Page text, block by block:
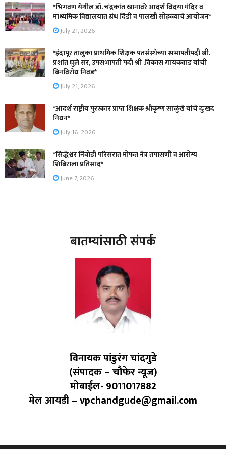
*भिगवण येथील डॉ. चंद्रकांत खानावरे आदर्श विदया मंदिर व
माध्यमिक विद्यालयात ग्रंथ दिंडी व पालखी सोहळ्याचे आयोजन*
July 21, 2026
*इंदापूर तालुका प्राथमिक शिक्षक पतसंस्थेच्या सभापतीपदी श्री.
प्रशांत घुले सर, उपसभापती पदी श्री .विकास गायकवाड यांची
बिनविरोध निवड*
July 21, 2026
*आदर्श राष्ट्रीय पुरस्कार प्राप्त शिक्षक श्रीकृष्ण साळुंखे यांचे दुःखद
निधन*
July 16, 2026
*सिद्धेश्वर निंबोडी परिसरात मोफत नेत्र तपासणी व आरोग्य
शिबिराला प्रतिसाद*
June 7, 2026
बातम्यांसाठी संपर्क
विनायक पांडुरंग चांदगुडे
(संपादक – चौफेर न्यूज)
मोबाईल- 9011017882
मेल आयडी – vpchandgude@gmail.com